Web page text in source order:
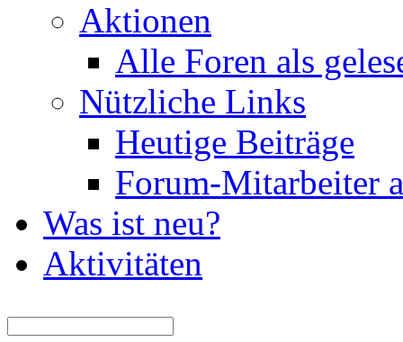
Aktionen
Alle Foren als
Nützliche Links
Heutige Beiträge
Forum-Mitarbeiter
Was ist neu?
Aktivitäten